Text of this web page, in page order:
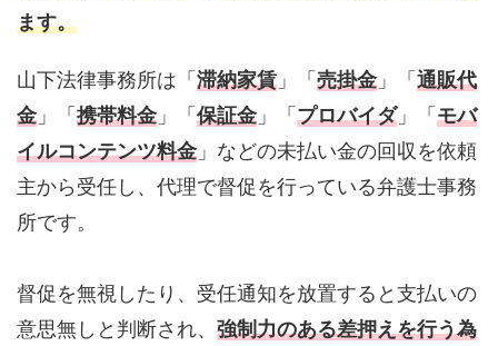
ます。
山下法律事務所は「 滞納家賃 」「 売掛金 」「 通販代
金 」「 携帯料金 」「 保証金 」「 プロバイダ」「 モバ
イルコンテンツ料金 」などの未払い金の回収を依頼
主から受任し、代理で督促を行っている弁護士事務
所です。
督促を無視したり、受任通知を放置すると支払いの
意思無しと判断され、 強制力のある差押えを行う為